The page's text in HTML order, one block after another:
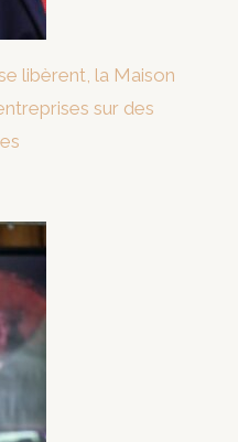
libèrent, la Maison
sur des